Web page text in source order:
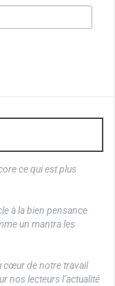
ce qui est plus
à la bien pensance
un mantra les
cœur de notre travail
nos lecteurs l’actualité